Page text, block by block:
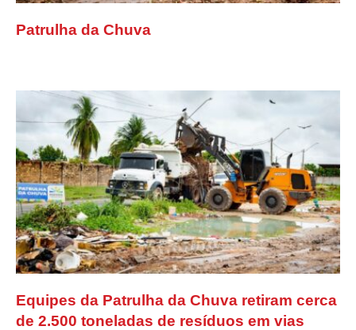
Patrulha da Chuva
Equipes da Patrulha da Chuva retiram cerca
de 2.500 toneladas de resíduos em vias